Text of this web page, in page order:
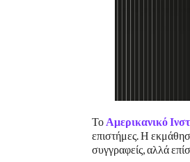
Το Αμερικανικό
επιστήμες. Η
συγγραφείς, αλλά